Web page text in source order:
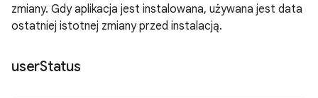
zmiany. Gdy aplikacja jest instalowana, używana jest data
ostatniej istotnej zmiany przed instalacją.
userStatus